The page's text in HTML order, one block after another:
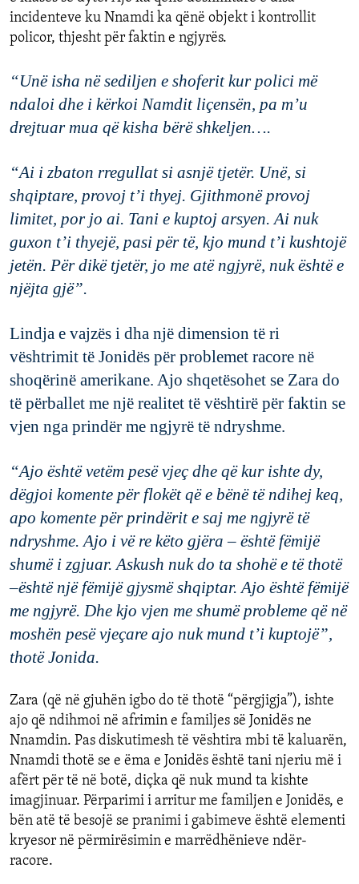
incidenteve ku Nnamdi ka qënë objekt i kontrollit
policor, thjesht për faktin e ngjyrës.
“Unë isha në sediljen e shoferit kur polici më
ndaloi dhe i kërkoi Namdit liçensën, pa m’u
drejtuar mua që kisha bërë shkeljen….
“Ai i zbaton rregullat si asnjë tjetër. Unë, si
shqiptare, provoj t’i thyej. Gjithmonë provoj
limitet, por jo ai. Tani e kuptoj arsyen. Ai nuk
guxon t’i thyejë, pasi për të, kjo mund t’i kushtojë
jetën. Përdikë tjetër, jo me atë ngjyrë, nuk është e
njëjta gjë”.
Lindja e vajzës i dha një dimension të ri
vështrimit të Jonidës për problemet racore në
shoqërinë amerikane. Ajo shqetësohet se Zara do
të përballet me një realitet të vështirë për faktin se
vjen nga prindër me ngjyrë të ndryshme.
“Ajo është vetëm pesë vjeç dhe që kur ishte dy,
dëgjoi komente për flokët qëe bënë të ndihej keq,
apo komente për prindërite saj me ngjyrë të
ndryshme.Ajo i vëre këto gjëra – është fëmijë
shumë i zgjuar.Askush nukdo ta shohëe të thotë
–është një fëmijë gjysmë shqiptar.Ajo është fëmijë
me ngjyrë.Dhe kjo vjen me shumë probleme që në
moshën pesë vjeçare ajo nuk mund t’i kuptojë”,
thotë Jonida.
Zara (që në gjuhën igbo do të thotë “përgjigja”), ishte
ajo që ndihmoi në afrimin e familjes së Jonidës ne
Nnamdin. Pas diskutimesh të vështira mbi të kaluarën,
Nnamdi thotë se e ëma e Jonidës është tani njeriu më i
afërt për të në botë, diçka që nuk mund ta kishte
imagjinuar. Përparimi i arritur me familjen e Jonidës, e
bën atë të besojë se pranimi i gabimeve është elementi
kryesor në përmirësimin e marrëdhënieve ndër-
racore.